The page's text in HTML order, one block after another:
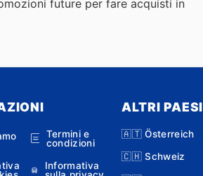
future per fare acquisti in
Termini e
condizioni
Informativa
ALTRI PAESI
🇦🇹 Österreich
🇨🇭 Schweiz